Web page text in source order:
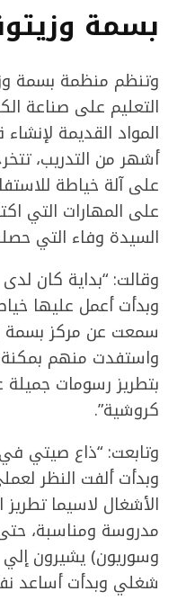
بسمة
وتنظم منظمة بسمة
التعليم على صناعة
المواد القديمة
أشهر من التدريب،
على آلة خياطة
على المهارات التي
السيدة وفاء التي
وقالت: “بداية كان
وبدأت أعمل عليها
سمعت عن مركز بسمة
واستفدت منهم
بتطريز رسومات
كروشية”.
وتابعت: “ذاع صيتي
وبدأت ألفت النظر
الأشغال لاسيما
مدروسة ومناسبة، حتى
وسوريون) يشيرون
شغلي وبدأت أساعد